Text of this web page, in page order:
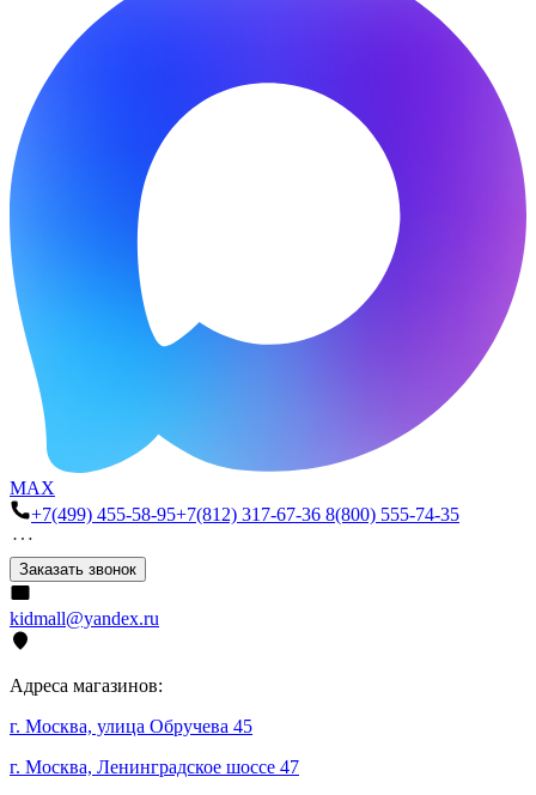
MAX
+7(499) 455-58-95+7(812) 317-67-36 8(800) 555-74-35
Заказать звонок
kidmall@yandex.ru
Адреса магазинов:
г. Москва, улица Обручева 45
г. Москва, Ленинградское шоссе 47